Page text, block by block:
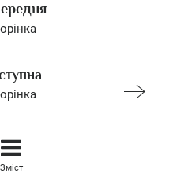
Зміст